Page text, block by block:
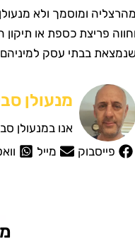
מהרצליה ומוסמך ולא
וחווה פריצת כספת או
שנמצאת בבתי עסק למיניהם,
מנעולן
אנו במנעולן
פייסבוק
מייל